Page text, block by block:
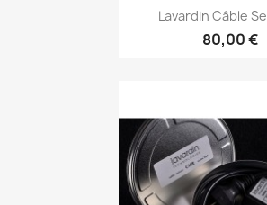
Aperçu
Lavardin Câble
80,00 €